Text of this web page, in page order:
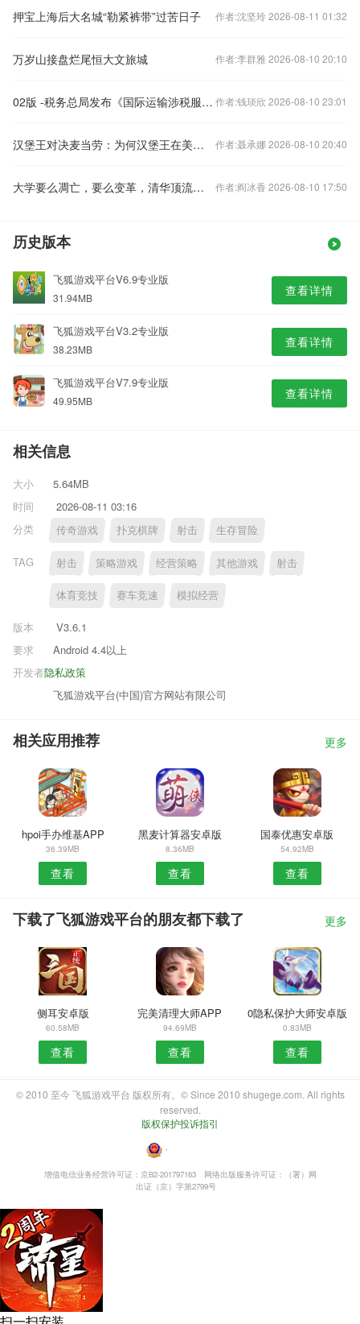
押宝上海后大名城“勒紧裤带”过苦日子 作者:沈坚玲 2026-08-11 01:32
万岁山接盘烂尾恒大文旅城 作者:李群雅 2026-08-10 20:10
02版 -税务总局发布《国际运输涉税服务指引》 作者:钱琰欣 2026-08-10 23:01
汉堡王对决麦当劳：为何汉堡王在美国市场实现强势领跑 作者:聂承娜 2026-08-10 20:40
大学要么凋亡，要么变革，清华顶流教授这样说 作者:阎冰香 2026-08-10 17:50
历史版本
飞狐游戏平台V6.9专业版
31.94MB 查看详情
飞狐游戏平台V3.2专业版
38.23MB 查看详情
飞狐游戏平台V7.9专业版
49.95MB 查看详情
相关信息
大小
5.64MB
时间
2026-08-11 03:16
分类
传奇游戏 扑克棋牌 射击 生存冒险
TAG 射击 策略游戏 经营策略 其他游戏 射击
体育竞技 赛车竞速 模拟经营
版本
V3.6.1
要求
Android 4.4以上
隐私政策
开发者
飞狐游戏平台(中国)官方网站有限公司
相关应用推荐 更多
hpoi手办维基APP
36.39MB
查看
黑麦计算器安卓版
8.36MB
查看
国泰优惠安卓版
54.92MB
查看
下载了飞狐游戏平台的朋友都下载了 更多
侧耳安卓版
60.58MB
查看
完美清理大师APP
94.69MB
查看
0隐私保护大师安卓版
0.83MB
查看
© 2010 至今 飞狐游戏平台 版权所有。© Since 2010 shugege.com. All rights
reserved.
版权保护投诉指引
・
增值电信业务经营许可证：京B2-201797163
网络出版服务许可证：（署）网
出证（京）字第2799号